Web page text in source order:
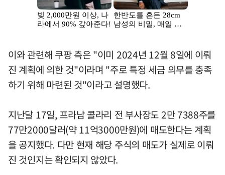
이와 관련해 쿠팡 측은 "이미 2024년 12월 8일에 이뤄
진 계획에 의한 것"이라며 "주로 특정 세금 의무를 충족
하기 위해 마련된 것"이라고 설명했다.
지난달 17일, 프라남 콜라리 전 부사장도 2만 7388주를
77만2000달러(약 11억3000만원)에 매도한다는 계획
을 공지했다. 다만 현재 해당 주식의 매도가 실제로 이뤄
진 것인지는 확인되지 않았다.